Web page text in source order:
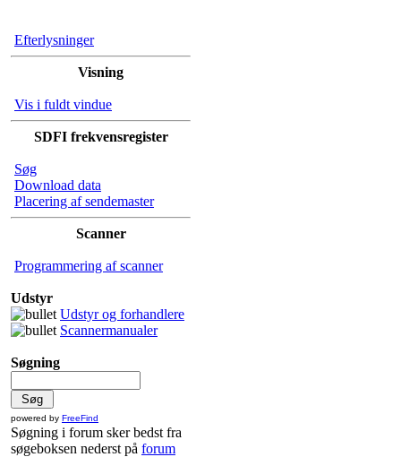
Efterlysninger
Visning
Vis i fuldt vindue
SDFI frekvensregister
Søg
Download data
Placering af sendemaster
Scanner
Programmering af scanner
Udstyr
Udstyr og forhandlere
Scannermanualer
Søgning
powered by FreeFind
Søgning i forum sker bedst fra
søgeboksen nederst på forum